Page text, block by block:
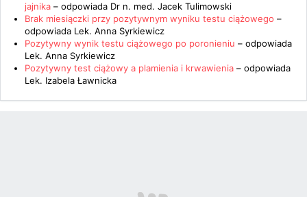
jajnika – odpowiada Dr n. med. Jacek Tulimowski
Brak miesiączki przy pozytywnym wyniku testu ciążowego –
odpowiada Lek. Anna Syrkiewicz
Pozytywny wynik testu ciążowego po poronieniu – odpowiada
Lek. Anna Syrkiewicz
Pozytywny test ciążowy a plamienia i krwawienia – odpowiada
Lek. Izabela Ławnicka